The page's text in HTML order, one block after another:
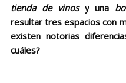
tienda de vinosy una
resultar tres espacios con
existen notorias
cuáles?